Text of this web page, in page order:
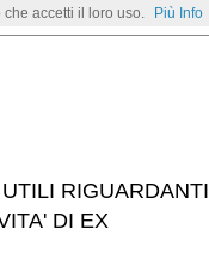
RIGUARDANTI
DI EX
accetti il loro uso. Più Info